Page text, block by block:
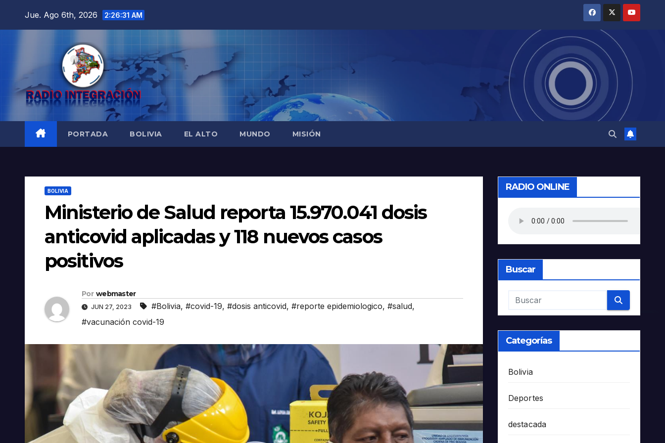
Jue. Ago 6th, 2026 2:26:32 AM
PORTADA BOLIVIA EL ALTO MUNDO MISIÓN
BOLIVIA
Ministerio de Salud reporta 15.970.041 dosis
anticovid aplicadas y 118 nuevos casos
positivos
Por webmaster
JUN 27, 2023 #Bolivia, #covid-19, #dosis anticovid, #reporte epidemiologico, #salud,
#vacunación covid-19
RADIO ONLINE
Buscar
Categorías
Bolivia
Deportes
destacada